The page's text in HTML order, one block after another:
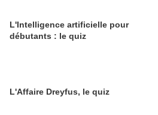
L'Intelligence artificielle pour
débutants : le quiz
L'Affaire Dreyfus, le quiz